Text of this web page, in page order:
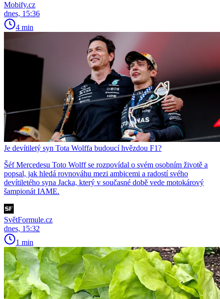
Mobify.cz
dnes, 15:36
4 min
Je devítiletý syn Tota Wolffa budoucí hvězdou F1?
Šéf Mercedesu Toto Wolff se rozpovídal o svém osobním životě a
popsal, jak hledá rovnováhu mezi ambicemi a radostí svého
devítiletého syna Jacka, který v současné době vede motokárový
šampionát IAME.
SvětFormule.cz
dnes, 15:32
1 min